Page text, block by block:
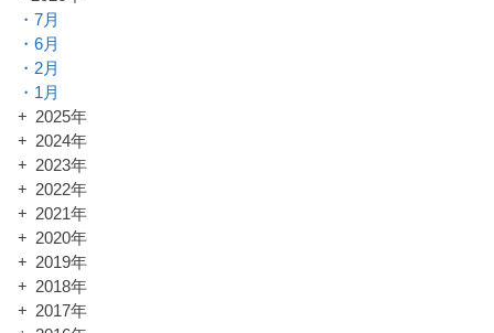
7月
6月
2月
1月
2025年
2024年
2023年
2022年
2021年
2020年
2019年
2018年
2017年